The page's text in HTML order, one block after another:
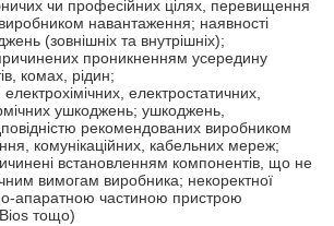
чи професійних цілях, перевищення
навантаження; наявності
(зовнішніх та внутрішніх);
проникненням усередину
комах, рідин;
електрохімічних, електростатичних,
ушкоджень; ушкоджень,
рекомендованих виробником
комунікаційних, кабельних мереж;
встановленням компонентів, що не
вимогам виробника; некоректної
апаратною частиною пристрою
тощо)